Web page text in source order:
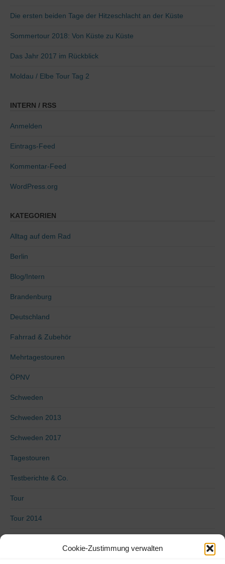
Cookie-Zustimmung verwalten
Die ersten beiden Tage der Hitzeschlacht an der Küste
Sommertour 2018: Von Küste zu Küste
Das Jahr 2017 im Rückblick
Moldau / Elbe Tour Tag 2
INTERN / RSS
Anmelden
Eintrags-Feed
Kommentar-Feed
WordPress.org
KATEGORIEN
Alltag auf dem Rad
Berlin
Blog/Intern
Brandenburg
Deutschland
Fahrrad & Zubehör
Mehrtagestouren
ÖPNV
Schweden
Schweden 2013
Schweden 2017
Tagestouren
Testberichte & Co.
Tour
Tour 2014